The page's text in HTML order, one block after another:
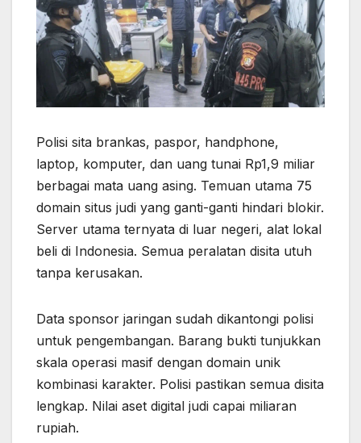
Polisi sita brankas, paspor, handphone,
laptop, komputer, dan uang tunai Rp1,9 miliar
berbagai mata uang asing. Temuan utama 75
domain situs judi yang ganti-ganti hindari blokir.
Server utama ternyata di luar negeri, alat lokal
beli di Indonesia. Semua peralatan disita utuh
tanpa kerusakan.
Data sponsor jaringan sudah dikantongi polisi
untuk pengembangan. Barang bukti tunjukkan
skala operasi masif dengan domain unik
kombinasi karakter. Polisi pastikan semua disita
lengkap. Nilai aset digital judi capai miliaran
rupiah.